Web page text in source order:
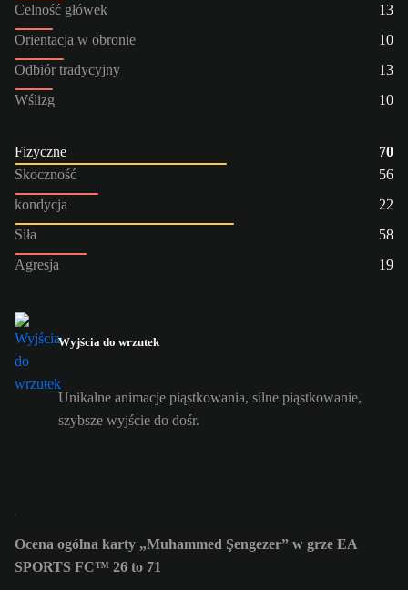
Celność główek
13
Orientacja w obronie
10
Odbiór tradycyjny
13
Wślizg
10
Fizyczne
70
Skoczność
56
kondycja
22
Siła
58
Agresja
19
Wyjścia do wrzutek
Unikalne animacje piąstkowania, silne piąstkowanie,
szybsze wyjście do dośr.
Ocena ogólna karty „Muhammed Şengezer” w grze EA
SPORTS FC™ 26 to 71